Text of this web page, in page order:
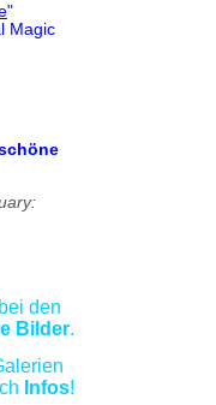
"
bei den
Bilder.
Infos!